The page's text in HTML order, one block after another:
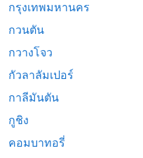
กรุงเทพมหานคร
กวนตัน
กวางโจว
กัวลาลัมเปอร์
กาลีมันตัน
กูชิง
คอมบาทอรี่